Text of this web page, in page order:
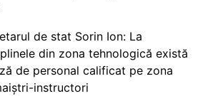
de stat Sorin Ion: La
din zona tehnologică există
de personal calificat pe zona
instructori